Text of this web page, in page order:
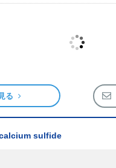
る
sulfide